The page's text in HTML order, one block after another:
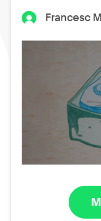
Francesc